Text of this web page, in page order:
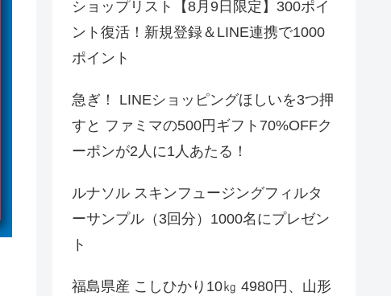
ショップリスト【8月9日限定】300ポイ
ント復活！新規登録＆LINE連携で1000
ポイント
急ぎ！ LINEショッピングほしいを3つ押
すと ファミマの500円ギフト70%OFFク
ーポンが2人に1人あたる！
ルナソル スキンフュージングフィルタ
ーサンプル（3回分）1000名にプレゼン
ト
福島県産 こしひかり10㎏ 4980円、山形